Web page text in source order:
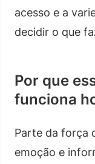
acesso e a
decidir o que
Por que
funciona
Parte da força
emoção e